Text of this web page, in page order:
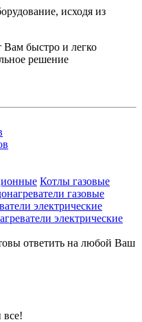
исходя из
быстро и легко
решение
Котлы газовые
газовые
электрические
электрические
ответить на любой Ваш
все!